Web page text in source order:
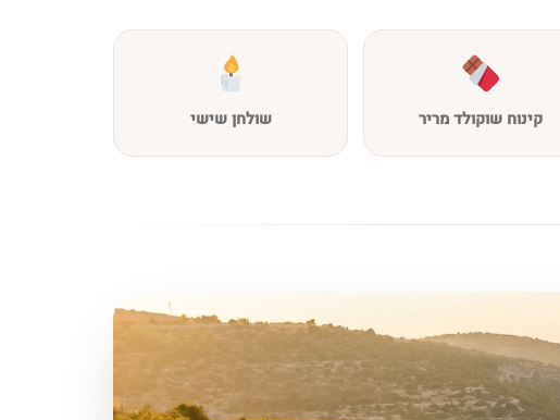
קינוח שוקולד מריר שולחן שישי